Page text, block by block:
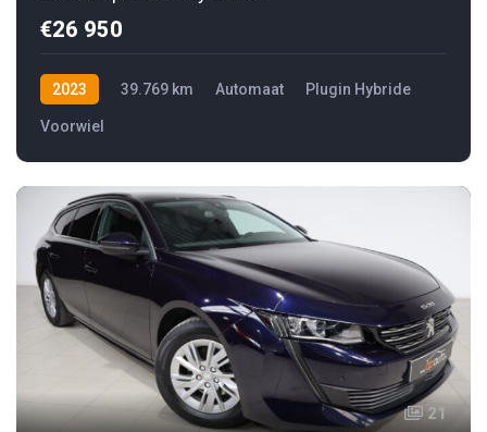
€26 950
2023 39.769 km Automaat Plugin Hybride
Voorwiel
21